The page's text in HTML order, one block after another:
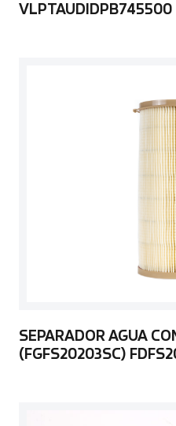
VLPTAUDIDPB745500
SEPARADOR AGUA
(FGFS20203SC)